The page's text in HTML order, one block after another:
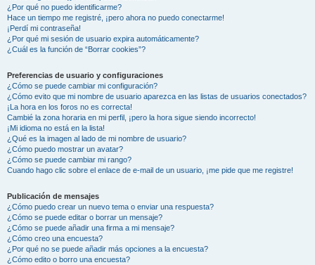
¿Por qué no puedo identificarme?
Hace un tiempo me registré, ¡pero ahora no puedo conectarme!
¡Perdí mi contraseña!
¿Por qué mi sesión de usuario expira automáticamente?
¿Cuál es la función de “Borrar cookies”?
Preferencias de usuario y configuraciones
¿Cómo se puede cambiar mi configuración?
¿Cómo evito que mi nombre de usuario aparezca en las listas de usuarios conectados?
¡La hora en los foros no es correcta!
Cambié la zona horaria en mi perfil, ¡pero la hora sigue siendo incorrecto!
¡Mi idioma no está en la lista!
¿Qué es la imagen al lado de mi nombre de usuario?
¿Cómo puedo mostrar un avatar?
¿Cómo se puede cambiar mi rango?
Cuando hago clic sobre el enlace de e-mail de un usuario, ¡me pide que me registre!
Publicación de mensajes
¿Cómo puedo crear un nuevo tema o enviar una respuesta?
¿Cómo se puede editar o borrar un mensaje?
¿Cómo se puede añadir una firma a mi mensaje?
¿Cómo creo una encuesta?
¿Por qué no se puede añadir más opciones a la encuesta?
¿Cómo edito o borro una encuesta?